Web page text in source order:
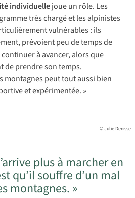
individuellejoue un rôle. Les
très chargé et les alpinistes
vulnérables : ils
prévoient peu de temps de
à avancer, alors que
de prendre son temps.
montagnes peut tout aussi bien
et expérimentée. »
© Julie Denisse
plus à marcher en
qu’il souffre d’un mal
montagnes. »